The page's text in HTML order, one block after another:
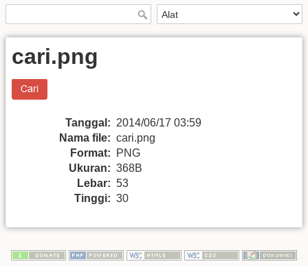
cari.png
Tanggal: 2014/06/17 03:59
Nama file: cari.png
Format:
PNG
Ukuran: 368B
Lebar: 53
Tinggi: 30